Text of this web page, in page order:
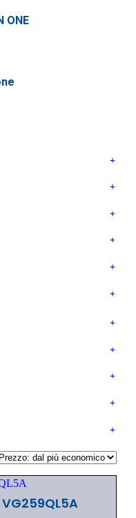
ONE
+
+
+
+
+
+
+
+
+
+
+
VG259QL5A